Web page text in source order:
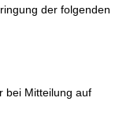
der folgenden
bei Mitteilung auf